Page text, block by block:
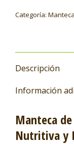
Categoría:
Descripción
Información
Manteca
Nutritiva y